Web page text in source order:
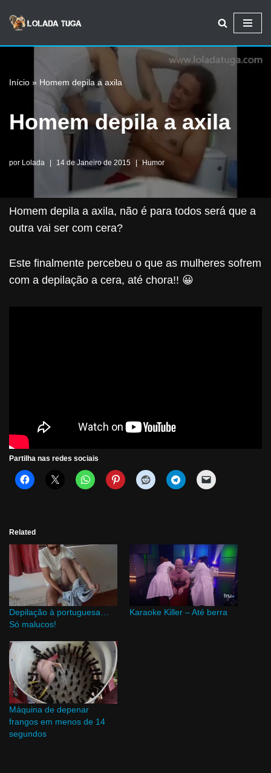
Avançar
conteúdo
Início » Homem depila a axila
Homem depila a axila
por Lolada 14 de Janeiro de 2015 Humor
Homem depila a axila, não é para todos será que a
outra vai ser com cera?
Este finalmente percebeu o que as mulheres sofrem
com a depilação a cera, até chora!! 😀
Partilha nas redes sociais
Related
Depilação à portuguesa…
Só malucos!
Karaoke Killer – Até berra
Máquina de depenar
frangos em menos de 14
segundos